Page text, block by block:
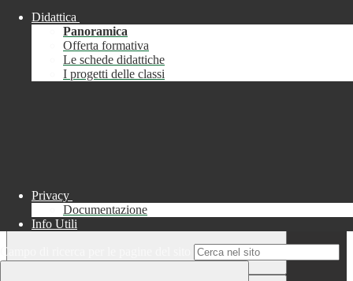
Chiudi
Informazione
Didattica
Panoramica
Offerta formativa
Le schede didattiche
I progetti delle classi
Privacy
Documentazione
Info Utili
Campo di ricerca per le pagine del sito